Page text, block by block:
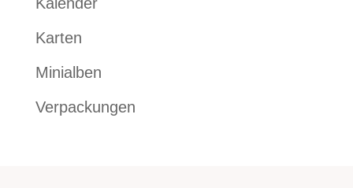
Karten
Minialben
Verpackungen